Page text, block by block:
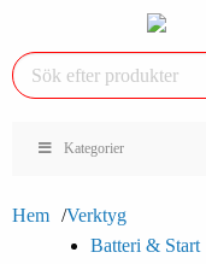
Kategorier
Hem
Verktyg
Batteri & Start